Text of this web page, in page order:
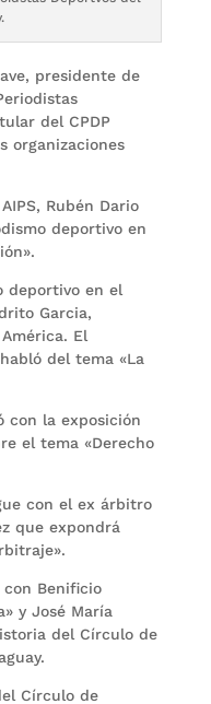
presidente de
del CPDP
organizaciones
Rubén Dario
deportivo en
deportivo en el
Garcia,
El
del tema «La
con la exposición
el tema «Derecho
con el ex árbitro
que expondrá
Benificio
y José María
del Círculo de
Círculo de